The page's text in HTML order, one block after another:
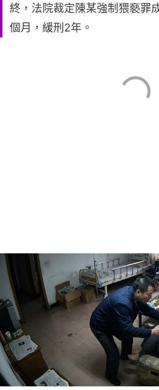
終，法院裁定陳某強制猥褻罪
個月，緩刑2年。